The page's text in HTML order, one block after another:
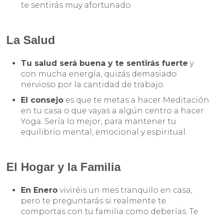
te sentirás muy afortunado.
La Salud
Tu salud será buena y te sentirás fuerte y
con mucha energía, quizás demasiado
nervioso por la cantidad de trabajo.
El consejo es que te metas a hacer Meditación
en tu casa o que vayas a algún centro a hacer
Yoga. Sería lo mejor, para mantener tu
equilibrio mental, emocional y espiritual.
El Hogar y la Familia
En Enero viviréis un mes tranquilo en casa,
pero te preguntarás si realmente te
comportas con tu familia como deberías. Te